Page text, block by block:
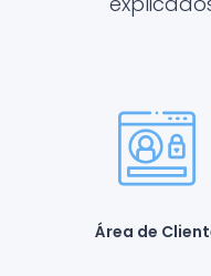
Área de